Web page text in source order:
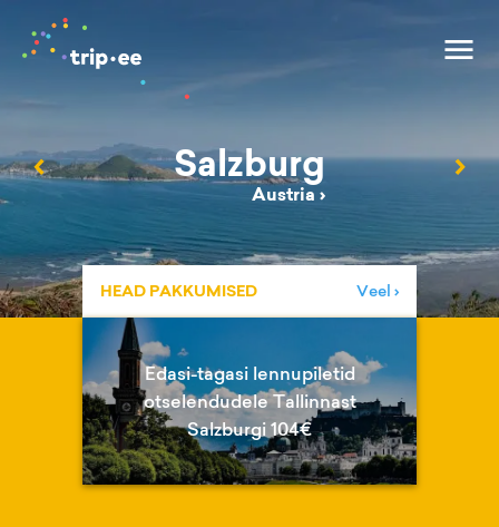
‹ Salzburg
Austria ›
›
HEAD PAKKUMISED Veel ›
Edasi-tagasi lennupiletid
otselendudele Tallinnast
Salzburgi 104€